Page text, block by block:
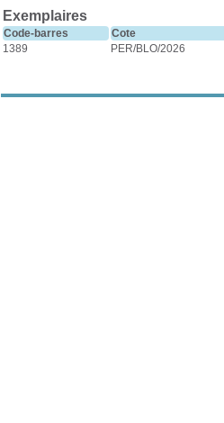
Exemplaires
Code-barres
Cote
1389
PER/BLO/2026